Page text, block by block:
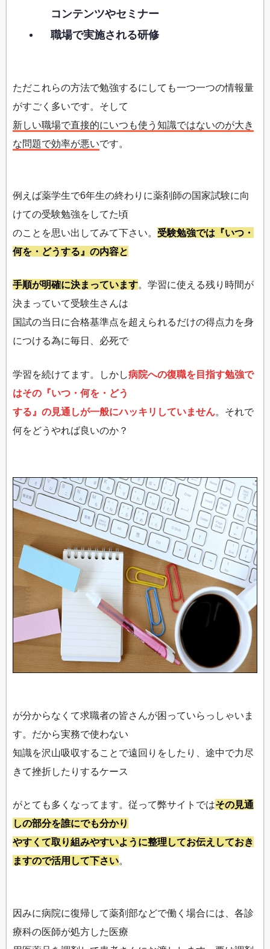
コンテンツやセミナー
職場で実施される研修
ただこれらの方法で勉強するにしても一つ一つの情報量
がすごく多いです。そして
新しい職場で直接的にいつも使う知識ではないのが大き
な問題で効率が悪いです。
例えば薬学生で6年生の終わりに薬剤師の国家試験に向
けての受験勉強をしてた頃
のことを思い出してみて下さい。 受験勉強では『いつ・
何を・どうする』の内容と
手順が明確に決まっています。学習に使える残り時間が
決まっていて受験生さんは
国試の当日に合格基準点を超えられるだけの得点力を身
につける為に毎日、必死で
学習を続けてます。しかし病院への復職を目指す勉強で
はその『いつ・何を・どう
する』の見通しが一般にハッキリしていません。それで
何をどうやれば良いのか？
が分からなくて求職者の皆さんが困っていらっしゃいま
す。だから実務で使わない
知識を沢山吸収することで遠回りをしたり、途中で力尽
きて挫折したりするケース
がとても多くなってます。従って弊サイトではその見通
しの部分を誰にでも分かり
やすくて取り組みやすいように整理してお伝えしておき
ますので活用して下さい。
因みに病院に復帰して薬剤部などで働く場合には、各診
療科の医師が処方した医療